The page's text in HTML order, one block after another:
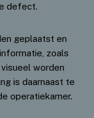
defect.
geplaatst en
zoals
worden
is daarnaast te
operatiekamer.